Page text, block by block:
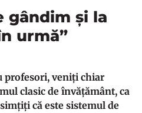
gândim și la
urmă”
profesori, veniți chiar
clasic de învățământ, ca
că este sistemul de